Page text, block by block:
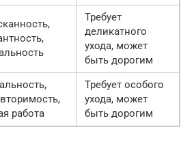
Требует
деликатного
ухода, может
быть дорогим
работа
Требует особого
ухода, может
быть дорогим